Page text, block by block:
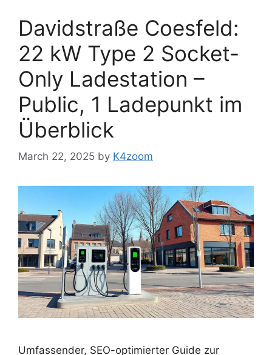
Davidstraße Coesfeld:
22 kW Type 2 Socket-
Only Ladestation –
Public, 1 Ladepunkt im
Überblick
March 22, 2025 by K4zoom
Umfassender, SEO-optimierter Guide zur